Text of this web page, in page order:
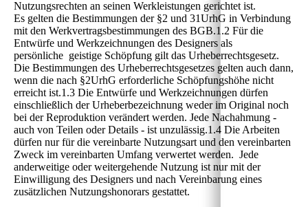
Nutzungsrechten an seinen Werkleistungen gerichtet ist.
Es gelten die Bestimmungen der §2 und 31UrhG in Verbindung
mit den Werkvertragsbestimmungen des BGB.1.2 Für die
Entwürfe und Werkzeichnungen des Designers als
persönliche geistige Schöpfung gilt das Urheberrechtsgesetz.
Die Bestimmungen des Urheberrechtsgesetzes gelten auch dann,
wenn die nach §2UrhG erforderliche Schöpfungshöhe nicht
erreicht ist.1.3 Die Entwürfe und Werkzeichnungen dürfen
einschließlich der Urheberbezeichnung weder im Original noch
bei der Reproduktion verändert werden. Jede Nachahmung -
auch von Teilen oder Details - ist unzulässig.1.4 Die Arbeiten
dürfen nur für die vereinbarte Nutzungsart und den vereinbarten
Zweck im vereinbarten Umfang verwertet werden. Jede
anderweitige oder weitergehende Nutzung ist nur mit der
Einwilligung des Designers und nach Vereinbarung eines
zusätzlichen Nutzungshonorars gestattet.